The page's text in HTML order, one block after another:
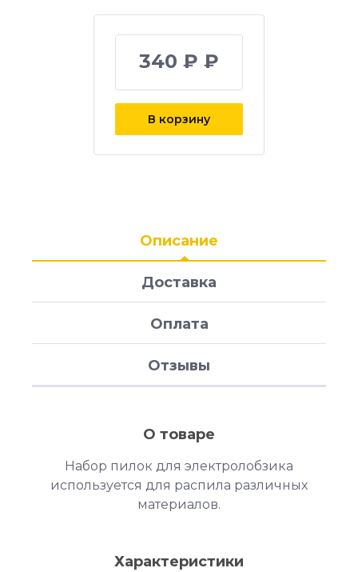
340 ₽ ₽
В корзину
Описание
Доставка
Оплата
Отзывы
О товаре
Набор пилок для электролобзика
используется для распила различных
материалов.
Характеристики